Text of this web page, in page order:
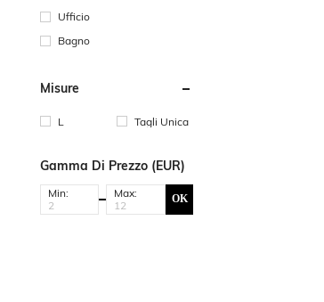
Ufficio
Bagno
Misure
L Tagli Unica
Gamma Di Prezzo (EUR)
Min: Max: OK